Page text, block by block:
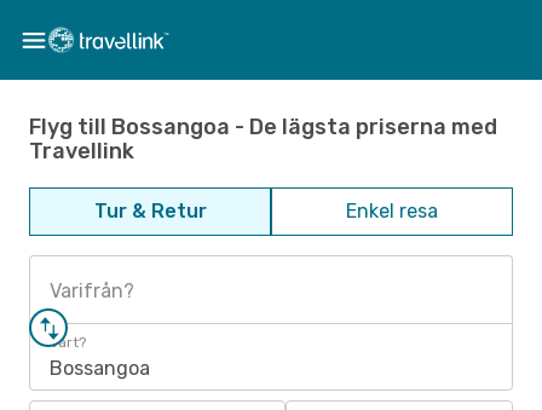
Flyg till Bossangoa - De lägsta priserna med
Travellink
Tur & Retur Enkel resa
Varifrån?
Vart?
Bossangoa